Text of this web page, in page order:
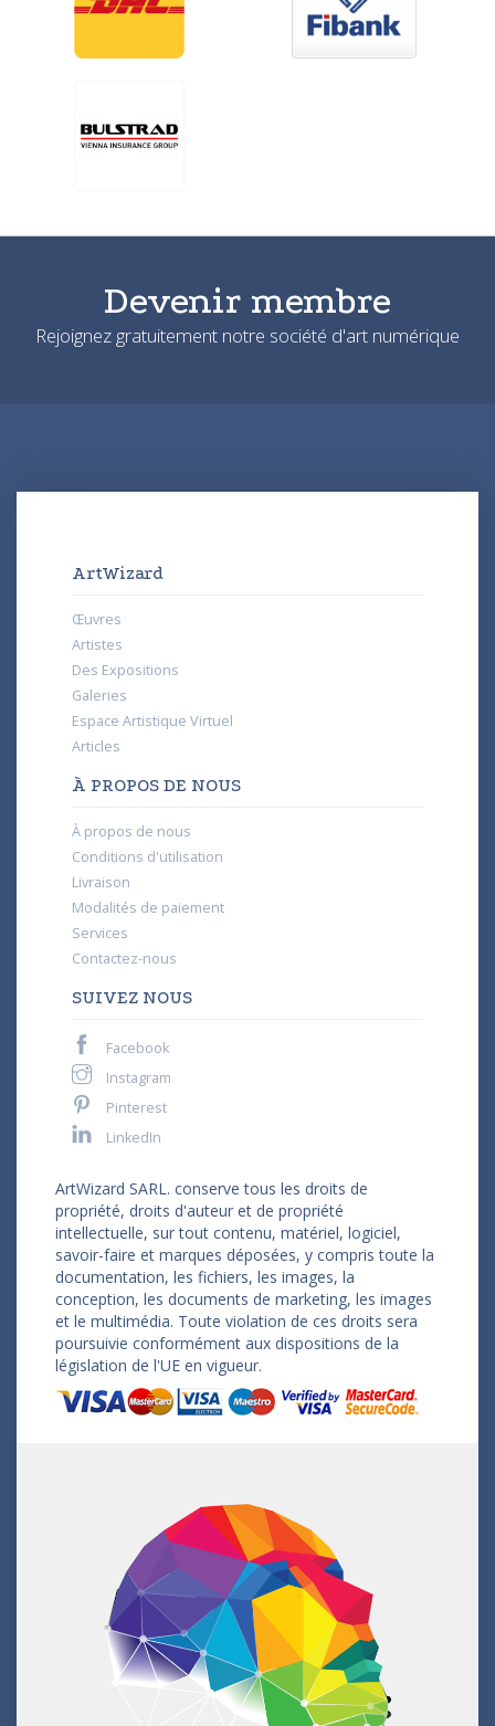
Devenir membre
Rejoignez gratuitement notre société d'art numérique
ArtWizard
Œuvres
Artistes
Des Expositions
Galeries
Espace Artistique Virtuel
Articles
À PROPOS DE NOUS
À propos de nous
Conditions d'utilisation
Livraison
Modalités de paiement
Services
Contactez-nous
SUIVEZ NOUS
Facebook
Instagram
Pinterest
LinkedIn
ArtWizard SARL. conserve tous les droits de
propriété, droits d'auteur et de propriété
intellectuelle, sur tout contenu, matériel, logiciel,
savoir-faire et marques déposées, y compris toute la
documentation, les fichiers, les images, la
conception, les documents de marketing, les images
et le multimédia. Toute violation de ces droits sera
poursuivie conformément aux dispositions de la
législation de l'UE en vigueur.